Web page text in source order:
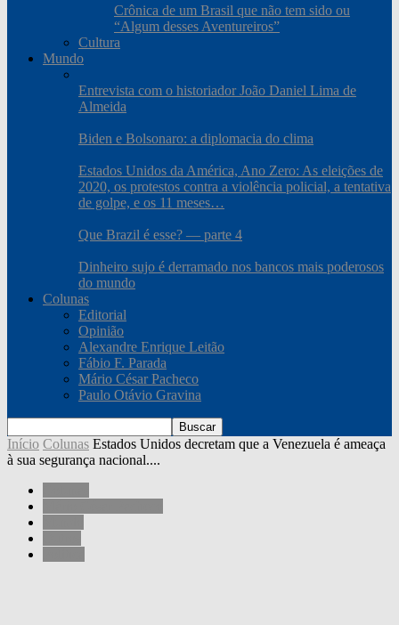
Crônica de um Brasil que não tem sido ou
“Algum desses Aventureiros”
Cultura
Mundo
Entrevista com o historiador João Daniel Lima de
Almeida
Biden e Bolsonaro: a diplomacia do clima
Estados Unidos da América, Ano Zero: As eleições de
2020, os protestos contra a violência policial, a tentativa
de golpe, e os 11 meses…
Que Brazil é esse? — parte 4
Dinheiro sujo é derramado nos bancos mais poderosos
do mundo
Colunas
Editorial
Opinião
Alexandre Enrique Leitão
Fábio F. Parada
Mário César Pacheco
Paulo Otávio Gravina
Início Colunas Estados Unidos decretam que a Venezuela é ameaça
à sua segurança nacional....